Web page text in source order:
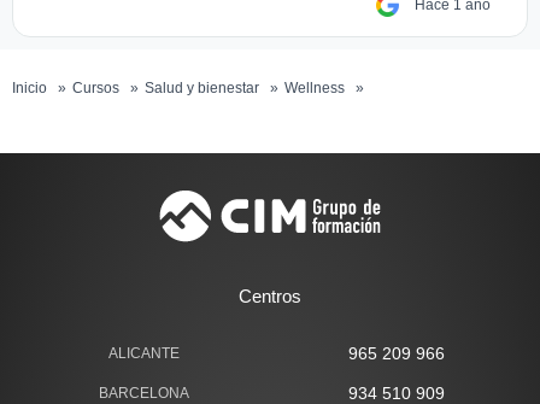
Hace 1 año
Inicio Cursos Salud y bienestar Wellness
Centros
ALICANTE 965 209 966
BARCELONA 934 510 909